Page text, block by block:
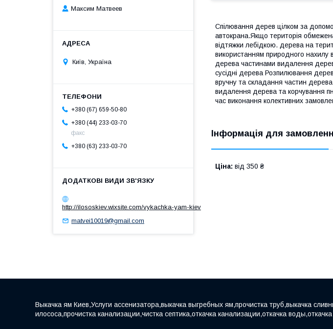
Спілювання дерев цілком за
автокрана.Якщо територія
відтяжки лебідкою. дерева на
використанням природного
дерева частинами видалення
сусідні дерева Розпилювання
вручну та складання частин
видалення дерева та корчування
час виконання колективних
Інформація для
Ціна: від 350 ₴
Максим Матвеев
Київ, Україна
+380 (67) 659-50-80
+380 (44) 233-03-70
факс
+380 (63) 233-03-70
http://ilososkiev.wixsite.com/vykachka-yam-kiev
matvei10019@gmail.com
Выкачка ям Киев,Услуги ассенизатора,выкачка выгребных ям,прочистка труб,выкачка
илососа,прочистка канализации,чистка септика,откачка канализации,откачка